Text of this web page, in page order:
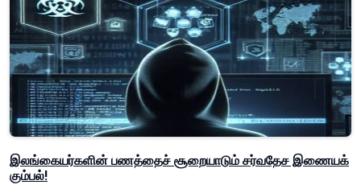
இலங்கையர்களின் பணத்தைச் சூறையாடும் சர்வதேச இணையக்
கும்பல்!